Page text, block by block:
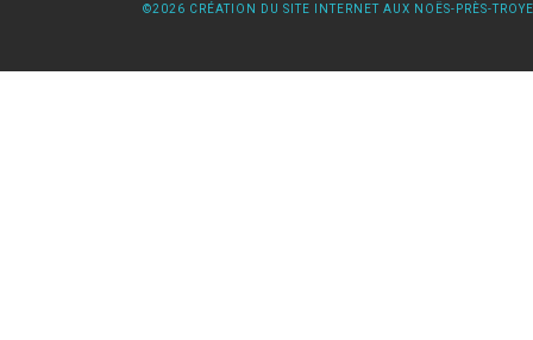
©2026 CRÉATION DU SITE INTERNET AUX NOËS-PRÈS-